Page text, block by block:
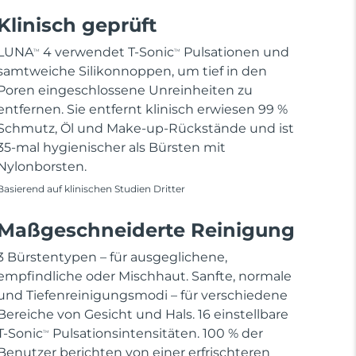
geprüft
TM 4 verwendet T-SonicTM
Pulsationen und
Silikonnoppen, um tief in den
eingeschlossene Unreinheiten zu
Sie entfernt klinisch erwiesen 99 %
Öl und Make-up-Rückstände und ist
mal hygienischer als Bürsten mit
auf klinischen Studien Dritter
Reinigung
Bürstentypen – für ausgeglichene,
oder Mischhaut. Sanfte, normale
Tiefenreinigungsmodi – für verschiedene
von Gesicht und Hals. 16 einstellbare
SonicTM
Pulsationsintensitäten. 100 % der
berichten von einer erfrischteren